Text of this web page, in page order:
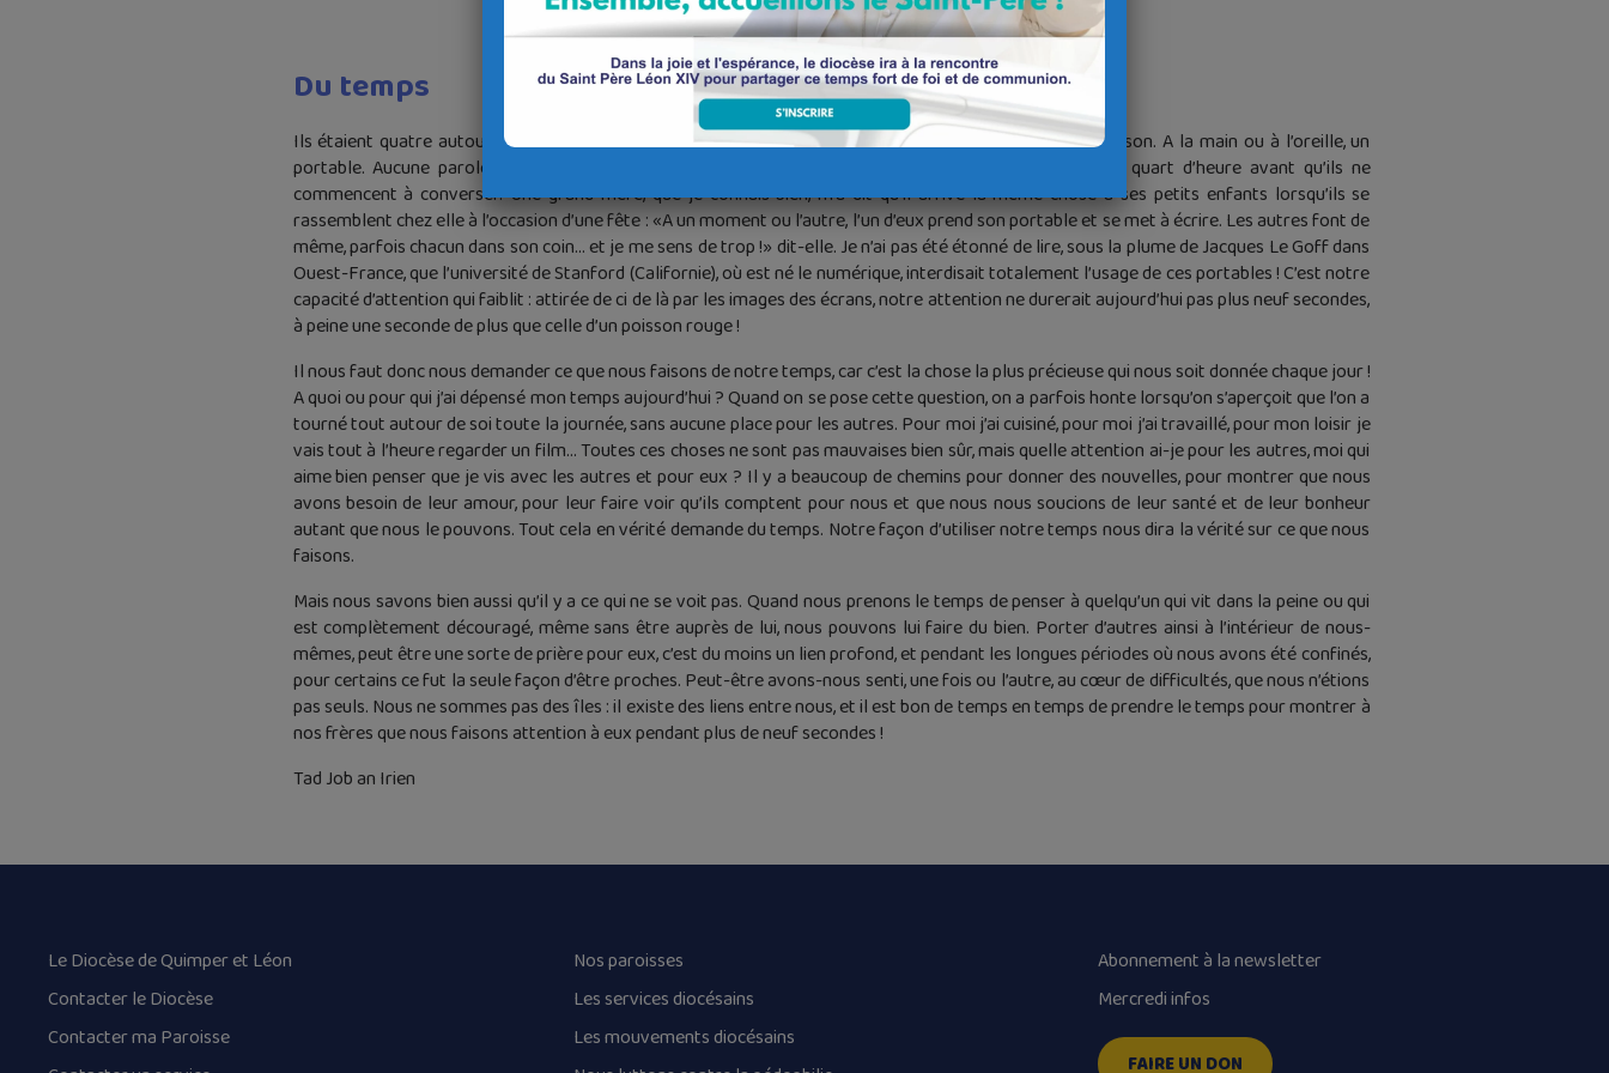
Du temps
Ils étaient quatre autour d’une table, quatre jeunes, deux gars et deux filles, et devant chacun une boisson. A la main ou à l’oreille, un
portable. Aucune parole entre eux… et d’après ce que je pouvais voir de loin, cela a duré plus d’un quart d’heure avant qu’ils ne
commencent à converser. Une grand-mère, que je connais bien, m’a dit qu’il arrive la même chose à ses petits enfants lorsqu’ils se
rassemblent chez elle à l’occasion d’une fête : «A un moment ou l’autre, l’un d’eux prend son portable et se met à écrire. Les autres font de
même, parfois chacun dans son coin… et je me sens de trop !» dit-elle. Je n’ai pas été étonné de lire, sous la plume de Jacques Le Goff dans
Ouest-France, que l’université de Stanford (Californie), où est né le numérique, interdisait totalement l’usage de ces portables ! C’est notre
capacité d’attention qui faiblit : attirée de ci de là par les images des écrans, notre attention ne durerait aujourd’hui pas plus neuf secondes,
à peine une seconde de plus que celle d’un poisson rouge !
Il nous faut donc nous demander ce que nous faisons de notre temps, car c’est la chose la plus précieuse qui nous soit donnée chaque jour !
A quoi ou pour qui j’ai dépensé mon temps aujourd’hui ? Quand on se pose cette question, on a parfois honte lorsqu’on s’aperçoit que l’on a
tourné tout autour de soi toute la journée, sans aucune place pour les autres. Pour moi j’ai cuisiné, pour moi j’ai travaillé, pour mon loisir je
vais tout à l’heure regarder un film… Toutes ces choses ne sont pas mauvaises bien sûr, mais quelle attention ai-je pour les autres, moi qui
aime bien penser que je vis avec les autres et pour eux ? Il y a beaucoup de chemins pour donner des nouvelles, pour montrer que nous
avons besoin de leur amour, pour leur faire voir qu’ils comptent pour nous et que nous nous soucions de leur santé et de leur bonheur
autant que nous le pouvons. Tout cela en vérité demande du temps. Notre façon d’utiliser notre temps nous dira la vérité sur ce que nous
faisons.
Mais nous savons bien aussi qu’il y a ce qui ne se voit pas. Quand nous prenons le temps de penser à quelqu’un qui vit dans la peine ou qui
est complètement découragé, même sans être auprès de lui, nous pouvons lui faire du bien. Porter d’autres ainsi à l’intérieur de nous-
mêmes, peut être une sorte de prière pour eux, c’est du moins un lien profond, et pendant les longues périodes où nous avons été confinés,
pour certains ce fut la seule façon d’être proches. Peut-être avons-nous senti, une fois ou l’autre, au cœur de difficultés, que nous n’étions
pas seuls. Nous ne sommes pas des îles : il existe des liens entre nous, et il est bon de temps en temps de prendre le temps pour montrer à
nos frères que nous faisons attention à eux pendant plus de neuf secondes !
Tad Job an Irien
Le Diocèse de Quimper et Léon
Contacter le Diocèse
Contacter ma Paroisse
Nos paroisses
Les services diocésains
Les mouvements diocésains
Abonnement à la newsletter
Mercredi infos
FAIRE UN DON